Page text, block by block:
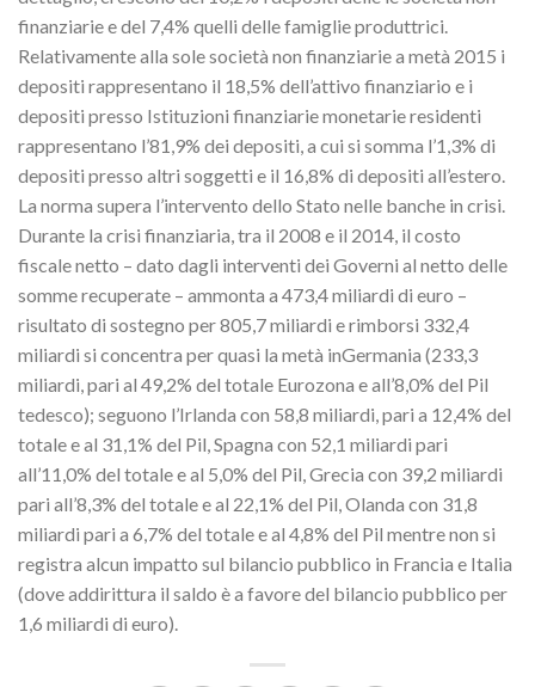
finanziarie e del 7,4% quelli delle famiglie produttrici.
Relativamente alla sole società non finanziarie a metà 2015 i
depositi rappresentano il 18,5% dell’attivo finanziario e i
depositi presso Istituzioni finanziarie monetarie residenti
rappresentano l’81,9% dei depositi, a cui si somma l’1,3% di
depositi presso altri soggetti e il 16,8% di depositi all’estero.
La norma supera l’intervento dello Stato nelle banche in crisi.
Durante la crisi finanziaria, tra il 2008 e il 2014, il costo
fiscale netto – dato dagli interventi dei Governi al netto delle
somme recuperate – ammonta a 473,4 miliardi di euro –
risultato di sostegno per 805,7 miliardi e rimborsi 332,4
miliardi si concentra per quasi la metà inGermania (233,3
miliardi, pari al 49,2% del totale Eurozona e all’8,0% del Pil
tedesco); seguono l’Irlanda con 58,8 miliardi, pari a 12,4% del
totale e al 31,1% del Pil, Spagna con 52,1 miliardi pari
all’11,0% del totale e al 5,0% del Pil, Grecia con 39,2 miliardi
pari all’8,3% del totale e al 22,1% del Pil, Olanda con 31,8
miliardi pari a 6,7% del totale e al 4,8% del Pil mentre non si
registra alcun impatto sul bilancio pubblico in Francia e Italia
(dove addirittura il saldo è a favore del bilancio pubblico per
1,6 miliardi di euro).